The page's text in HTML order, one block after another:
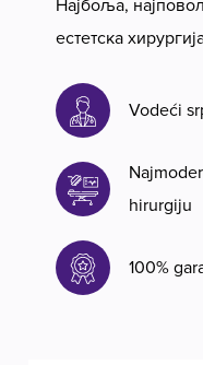
Најбоља,
естетска
Vodeći
hirurgiju
100%